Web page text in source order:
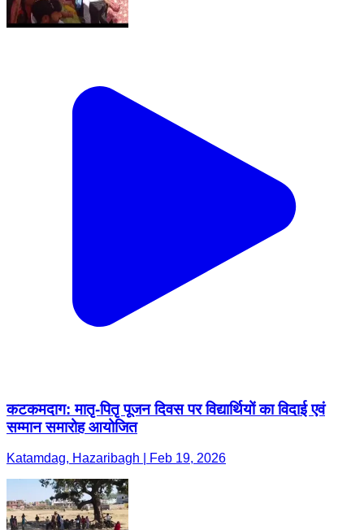
कटकमदाग: मातृ-पितृ पूजन दिवस पर विद्यार्थियों का विदाई एवं
सम्मान समारोह आयोजित
Katamdag, Hazaribagh | Feb 19, 2026